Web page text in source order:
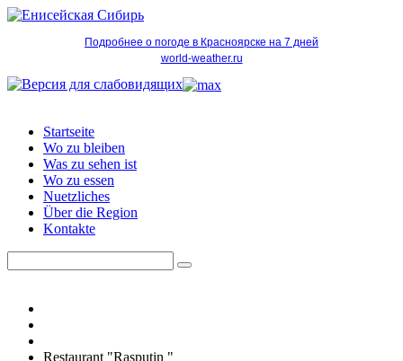
Подробнее о погоде в Красноярске на 7 дней
world-weather.ru
Startseite
Wo zu bleiben
Was zu sehen ist
Wo zu essen
Nuetzliches
Über die Region
Kontakte
Restaurant "Rasputin "